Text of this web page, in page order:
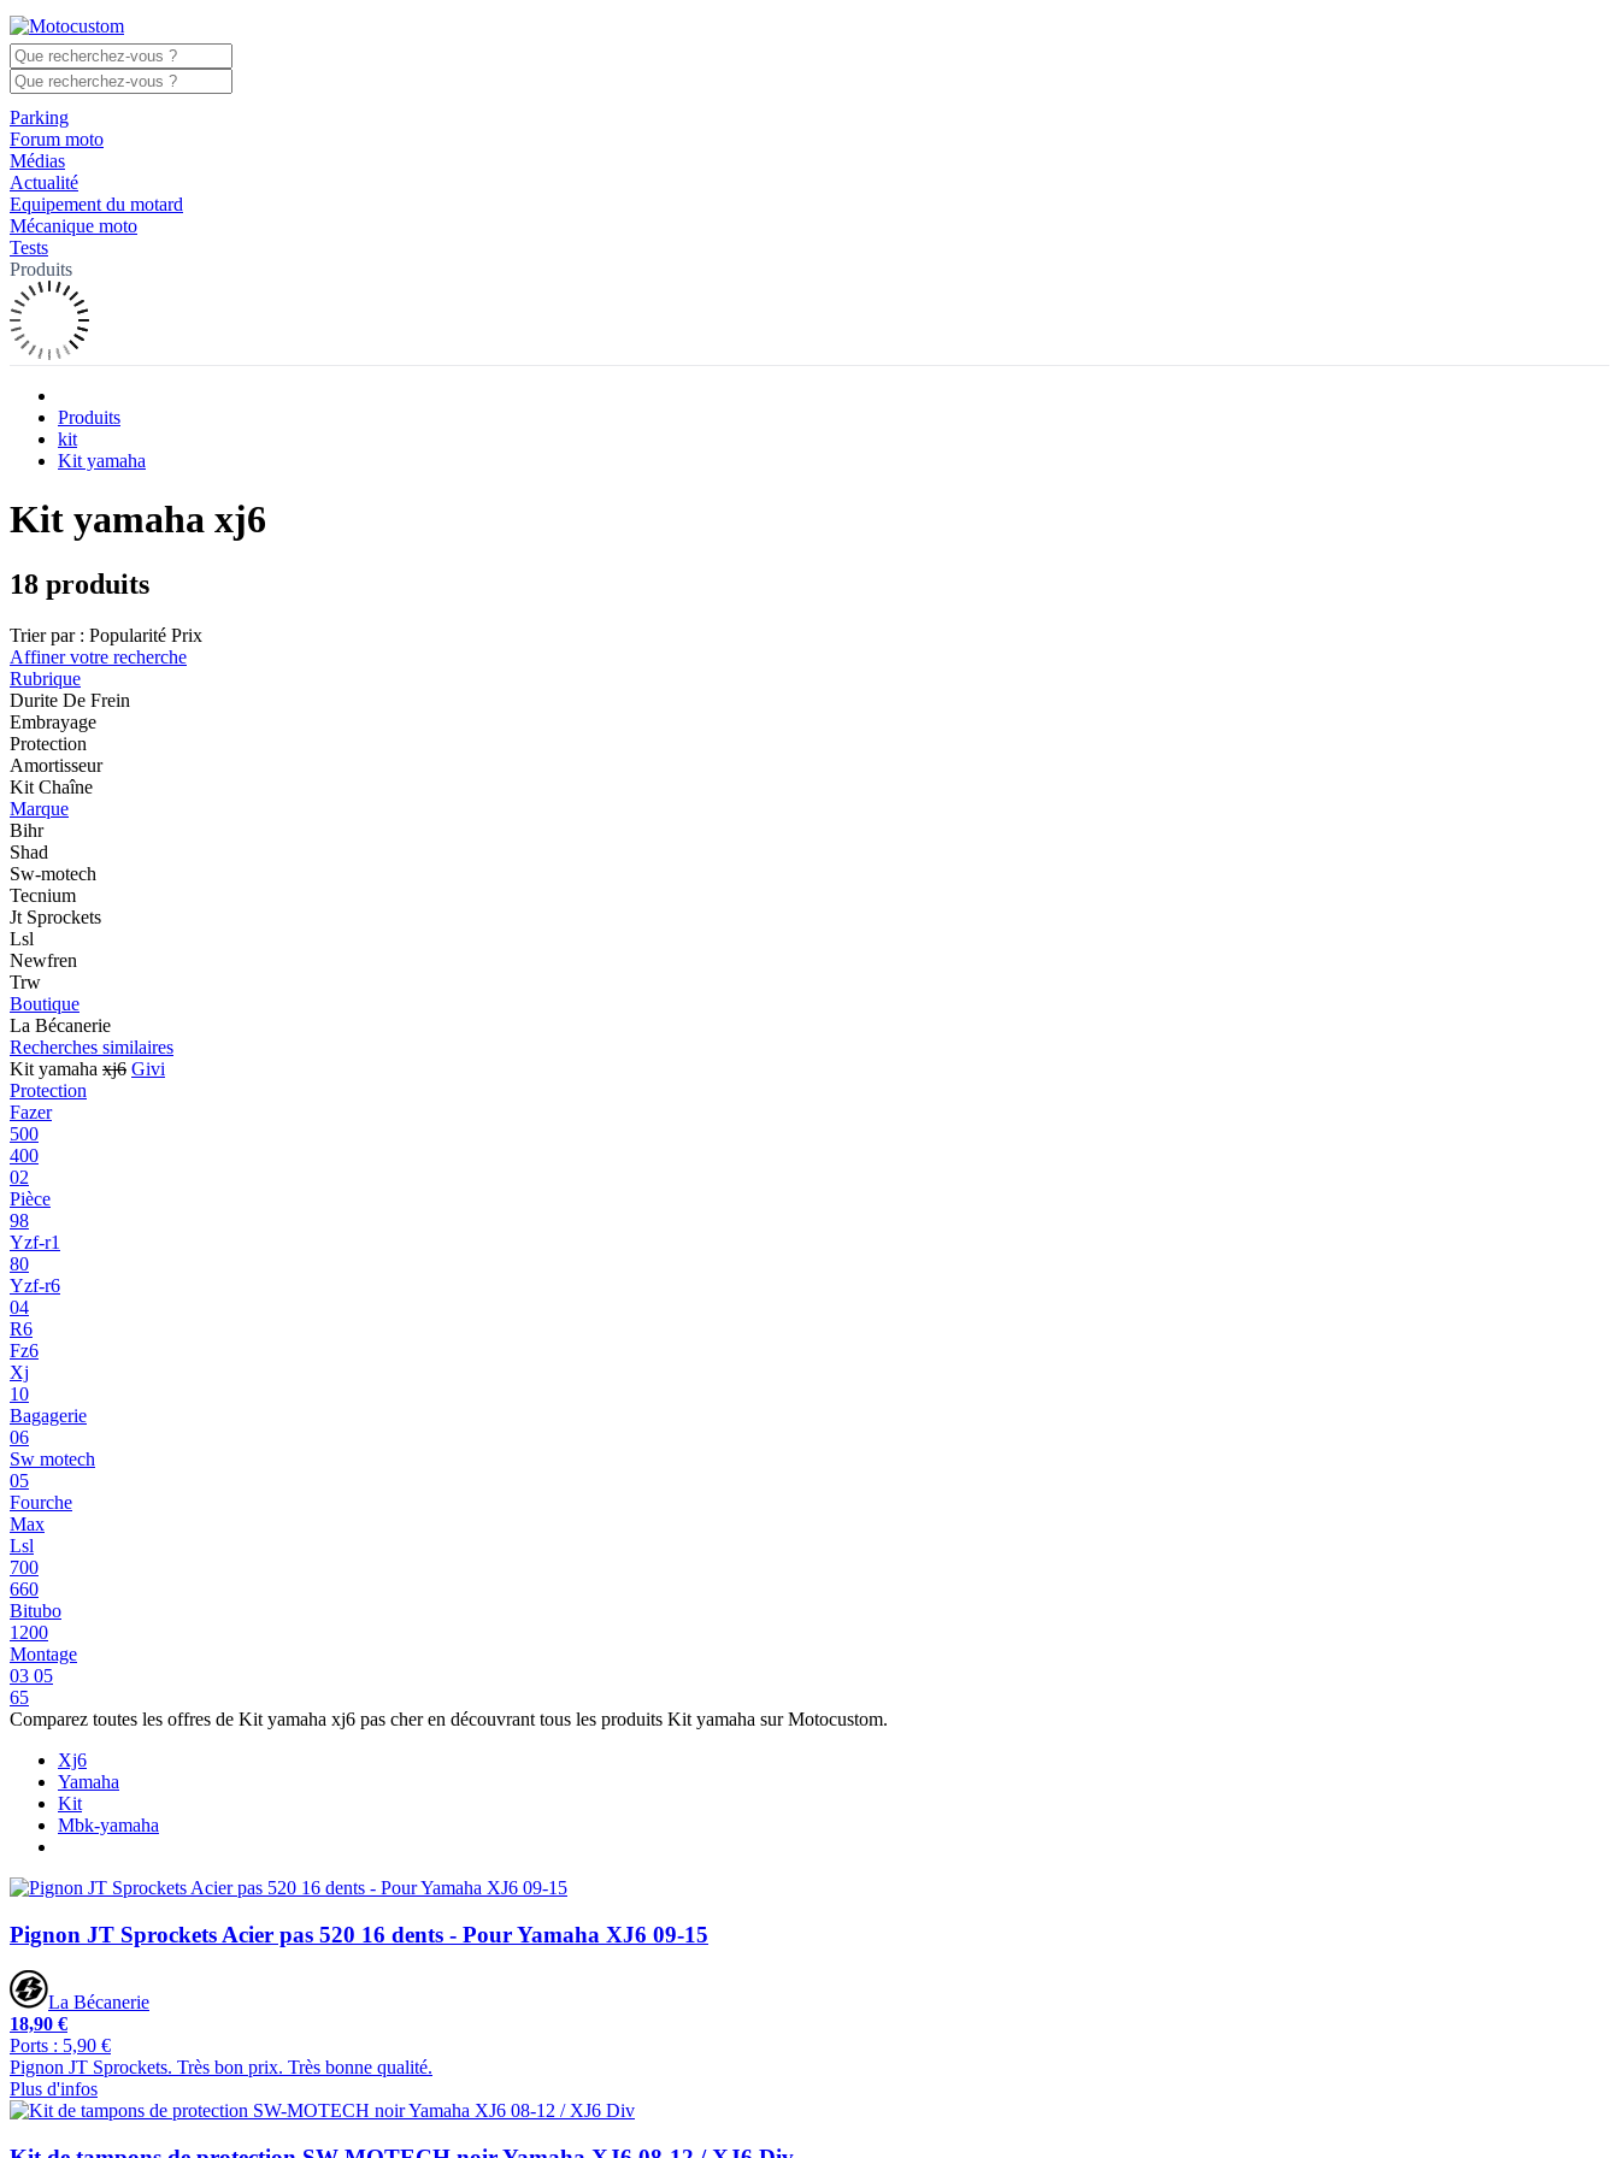
Parking
Forum moto
Médias
Actualité
Equipement du motard
Mécanique moto
Tests
Produits
Produits
kit
Kit yamaha
Kit yamaha xj6
18 produits
Trier par : Popularité Prix
Affiner votre recherche
Rubrique
Durite De Frein
Embrayage
Protection
Amortisseur
Kit Chaîne
Marque
Bihr
Shad
Sw-motech
Tecnium
Jt Sprockets
Lsl
Newfren
Trw
Boutique
La Bécanerie
Recherches similaires
Kit yamaha xj6 Givi
Protection
Fazer
500
400
02
Pièce
98
Yzf-r1
80
Yzf-r6
04
R6
Fz6
Xj
10
Bagagerie
06
Sw motech
05
Fourche
Max
Lsl
700
660
Bitubo
1200
Montage
03 05
65
Comparez toutes les offres de Kit yamaha xj6 pas cher en découvrant tous les produits Kit yamaha sur Motocustom.
Xj6
Yamaha
Kit
Mbk-yamaha
Pignon JT Sprockets Acier pas 520 16 dents - Pour Yamaha XJ6 09-15
La Bécanerie
18,90 €
Ports : 5,90 €
Pignon JT Sprockets. Très bon prix. Très bonne qualité.
Plus d'infos